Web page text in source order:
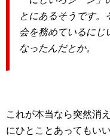
とにあるそうです。
会を務めているにじ
なったんだとか。
これが本当なら突然消
にひとことあってもい